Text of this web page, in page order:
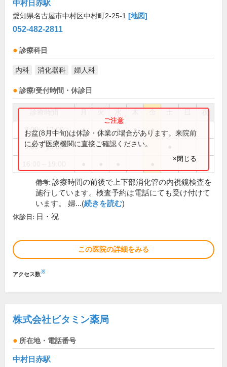
中村日赤駅
愛知県名古屋市中村区中村町2-25-1 [地図]
052-482-2811
診療科目
内科 消化器科 婦人科
診療/受付時間・休診日
祝
9:00～12:00 ● ● ● ● ●
9:00～13:00
お盆(8月中旬)は休診・休業の場合があります。来院前
に必ず医療機関に直接ご確認ください。
×閉じる
備考: 診療時間の前後で上下部消化管の内視鏡検査を
施行しています。検査予約は電話にても受け付けて
います。 婦...(続きを読む)
休診日: 日・祝
この医院の詳細をみる
アクセス数※
株式会社ビタミン薬局
所在地・電話番号
中村日赤駅